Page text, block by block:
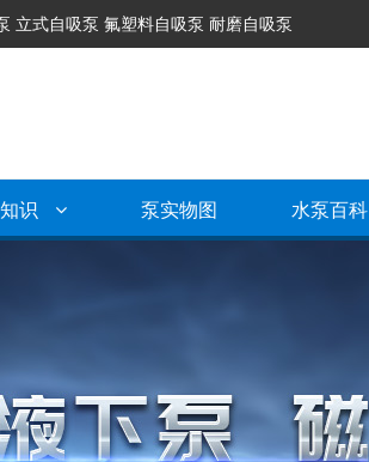
立式自吸泵 氟塑料自吸泵 耐磨自吸泵
识 泵实物图 水泵百科